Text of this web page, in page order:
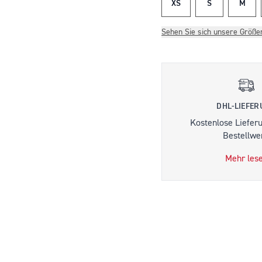
XS S M
Sehen Sie sich unsere
DHL-
Kostenlose
Mehr